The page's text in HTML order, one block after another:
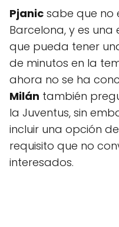
Pjanic sabe que no
Barcelona, y es
que pueda tener
de minutos en la
ahora no se ha
Milán también
la Juventus, sin
incluir una opción
requisito que no
interesados.